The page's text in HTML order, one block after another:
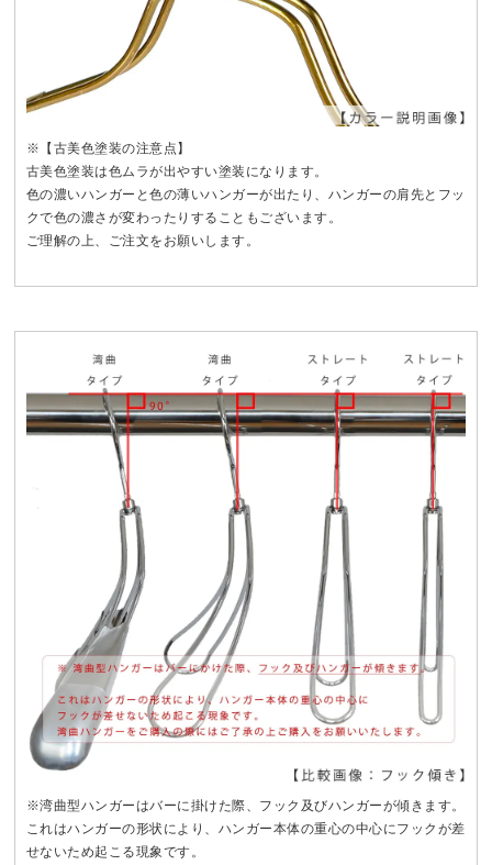
※【古美色塗装の注意点】
古美色塗装は色ムラが出やすい塗装になります。
色の濃いハンガーと色の薄いハンガーが出たり、ハンガーの肩先とフッ
クで色の濃さが変わったりすることもございます。
ご理解の上、ご注文をお願いします。
※湾曲型ハンガーはバーに掛けた際、フック及びハンガーが傾きます。
これはハンガーの形状により、ハンガー本体の重心の中心にフックが差
せないため起こる現象です。